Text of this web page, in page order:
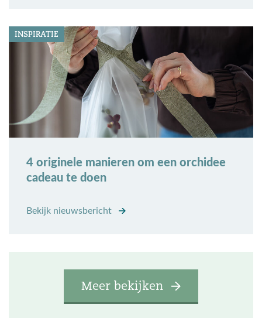
INSPIRATIE
4 originele manieren om een orchidee
cadeau te doen
Bekijk nieuwsbericht
Meer bekijken